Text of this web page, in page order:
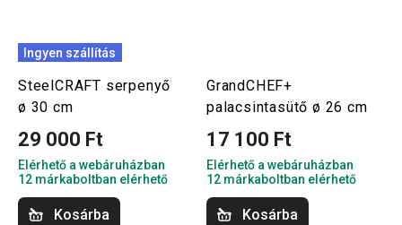
Ingyen szállítás
SteelCRAFT serpenyő
ø 30 cm
29 000 Ft
Elérhető a webáruházban
12 márkaboltban elérhető
Kosárba
GrandCHEF+
palacsintasütő ø 26 cm
17 100 Ft
Elérhető a webáruházban
12 márkaboltban elérhető
Kosárba